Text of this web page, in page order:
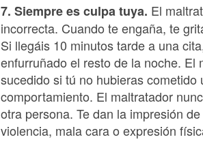
7. Siempre es culpa tuya. El
incorrecta. Cuando te engaña, te
Si llegáis 10 minutos tarde a una
enfurruñado el resto de la noche.
sucedido si tú no hubieras
comportamiento. El maltratador
otra persona. Te dan la impresión
violencia, mala cara o expresión